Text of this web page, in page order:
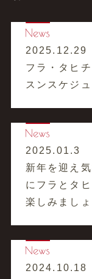
2025.12.29
フラ・タヒ
スンスケジ
2025.01.3
新年を迎え
にフラとタ
楽しみましょ
2024.10.18